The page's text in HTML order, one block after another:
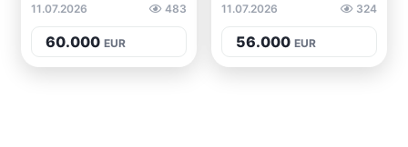
11.07.2026
483
60.000 EUR
11.07.2026
324
56.000 EUR